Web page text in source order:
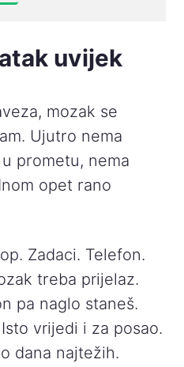
uvijek
mozak se
Ujutro nema
prometu, nema
opet rano
Zadaci. Telefon.
treba prijelaz.
pa naglo staneš.
vrijedi i za posao.
dana najtežih.